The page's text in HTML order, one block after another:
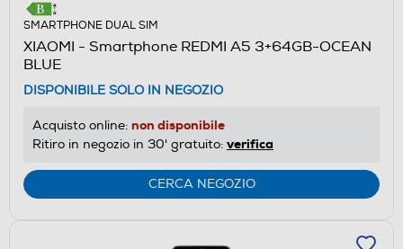
SMARTPHONE DUAL SIM
XIAOMI - Smartphone REDMI A5 3+64GB-OCEAN
BLUE
DISPONIBILE SOLO IN NEGOZIO
Acquisto online: non disponibile
Ritiro in negozio in 30' gratuito: verifica
CERCA NEGOZIO